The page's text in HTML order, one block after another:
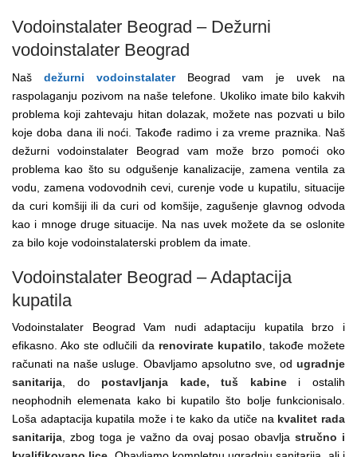
Vodoinstalater Beograd – Dežurni
vodoinstalater Beograd
Naš dežurni vodoinstalaterBeograd vam je uvek na
raspolaganju pozivom na naše telefone. Ukoliko imate bilo kakvih
problema koji zahtevaju hitan dolazak, možete nas pozvati u bilo
koje doba dana ili noći. Takođe radimo i za vreme praznika. Naš
dežurni vodoinstalater Beograd vam može brzo pomoći oko
problema kao što su odgušenje kanalizacije, zamena ventila za
vodu, zamena vodovodnih cevi, curenje vode u kupatilu, situacije
da curi komšiji ili da curi od komšije, zagušenje glavnog odvoda
kao i mnoge druge situacije. Na nas uvek možete da se oslonite
za bilo koje vodoinstalaterski problem da imate.
Vodoinstalater Beograd – Adaptacija
kupatila
Vodoinstalater Beograd Vam nudi adaptaciju kupatila brzo i
efikasno. Ako ste odlučili da renovirate kupatilo, takođe možete
računati na naše usluge. Obavljamo apsolutno sve, od ugradnje
sanitarija, do postavljanja kade, tuš kabinei ostalih
neophodnih elemenata kako bi kupatilo što bolje funkcionisalo.
Loša adaptacija kupatila može i te kako da utiče na kvalitet rada
sanitarija, zbog toga je važno da ovaj posao obavlja stručno i